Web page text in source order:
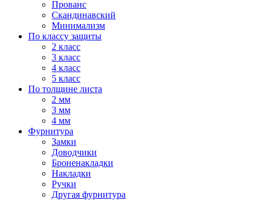
Прованс
Скандинавский
Минимализм
По классу защиты
2 класс
3 класс
4 класс
5 класс
По толщине листа
2 мм
3 мм
4 мм
Фурнитура
Замки
Доводчики
Броненакладки
Накладки
Ручки
Другая фурнитура